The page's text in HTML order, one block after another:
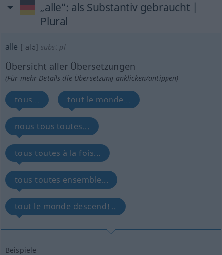
„alle“: als Substantiv gebraucht |
Plural
alle [ˈalə] substpl
Übersicht aller Übersetzungen
(Für mehr Details die Übersetzung anklicken/antippen)
tous... tout le monde...
nous tous toutes...
tous toutes à la fois...
tous toutes ensemble...
tout le monde descend!...
Beispiele